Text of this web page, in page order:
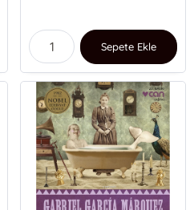
Sepete Ekle